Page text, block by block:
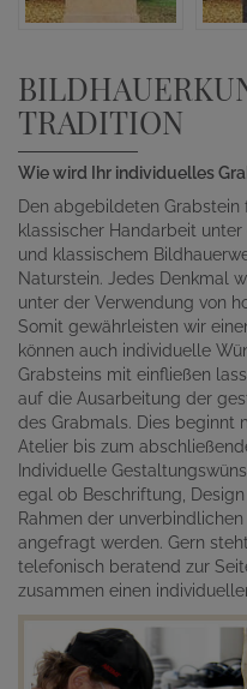
TRADITION
Wie wird Ihr individuelles
Den abgebildeten
klassischer Handarbeit
und klassischem
Naturstein. Jedes Denkmal
unter der Verwendung von
Somit gewährleisten wir
können auch individuelle
Grabsteins mit einfließen
auf die Ausarbeitung der
des Grabmals. Dies beginnt
Atelier bis zum
Individuelle
egal ob Beschriftung,
Rahmen der
angefragt werden. Gern
telefonisch beratend zur
zusammen einen